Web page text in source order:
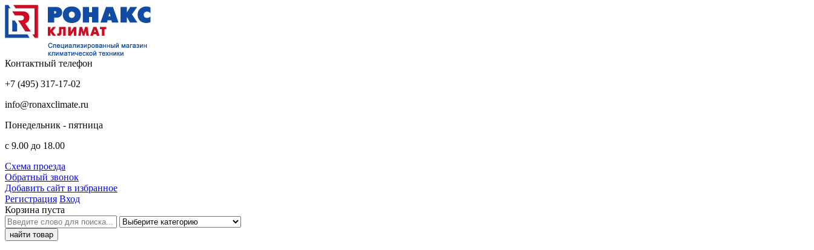
Контактный телефон
+7 (495) 317-17-02
info@ronaxclimate.ru
Понедельник - пятница
с 9.00 до 18.00
Схема проезда
Обратный звонок
Добавить сайт в избранное
Регистрация Вход
Корзина пуста